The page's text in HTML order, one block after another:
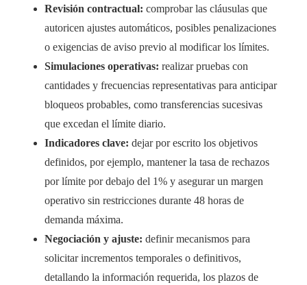
Revisión contractual: comprobar las cláusulas que
autoricen ajustes automáticos, posibles penalizaciones
o exigencias de aviso previo al modificar los límites.
Simulaciones operativas: realizar pruebas con
cantidades y frecuencias representativas para anticipar
bloqueos probables, como transferencias sucesivas
que excedan el límite diario.
Indicadores clave: dejar por escrito los objetivos
definidos, por ejemplo, mantener la tasa de rechazos
por límite por debajo del 1% y asegurar un margen
operativo sin restricciones durante 48 horas de
demanda máxima.
Negociación y ajuste: definir mecanismos para
solicitar incrementos temporales o definitivos,
detallando la información requerida, los plazos de